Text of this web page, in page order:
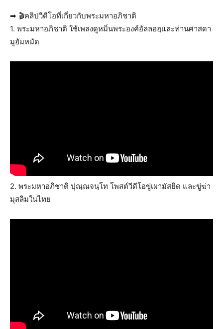
➡ 🎬คลิปวีดีโอที่เกี่ยวกับพระมหาอภิชาติ
1. พระมหาอภิชาติ ใช้เพลงดูหมิ่นพระองค์อัลลอฮฺและท่านศาสดา
มูฮัมหมัด
2. พระมหาอภิชาติ‬ ปุณฺณจนฺโท โพสต์วีดีโอขู่เผามัสยิด และขู่ฆ่า
มุสลิมในไทย